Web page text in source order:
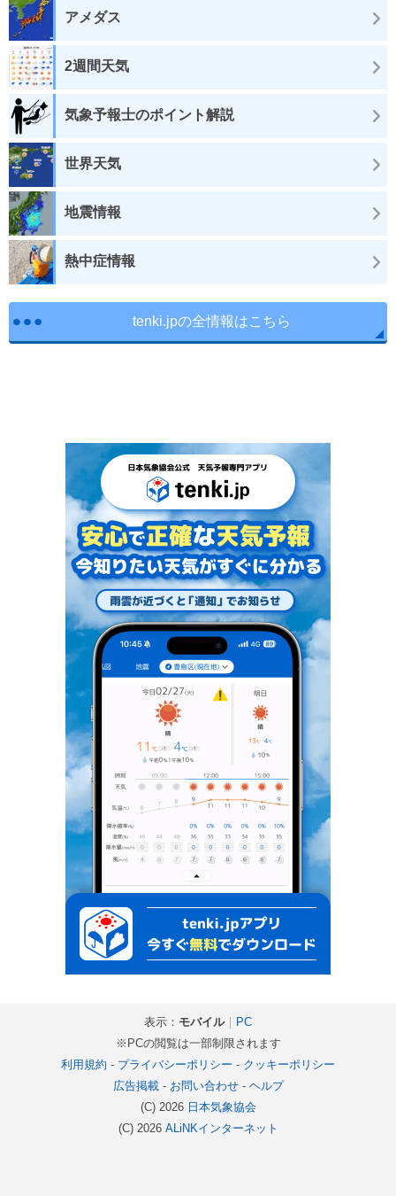
アメダス
2週間天気
気象予報士のポイント解説
世界天気
地震情報
熱中症情報
tenki.jpの全情報はこちら
表示： モバイル｜
PC
※PCの閲覧は一部制限されます
利用規約 - プライバシーポリシー - クッキーポリシー
広告掲載- お問い合わせ- ヘルプ
(C) 2026 日本気象協会
(C) 2026 ALiNKインターネット